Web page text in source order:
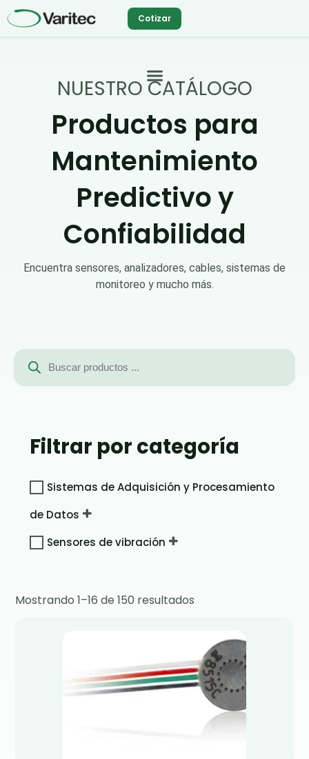
al
Cotizar
NUESTRO CATÁLOGO
Productos para
Mantenimiento
Predictivo y
Confiabilidad
Encuentra sensores, analizadores, cables, sistemas de
monitoreo y mucho más.
Búsqueda
productos
Filtrar por categoría
Sistemas de Adquisición y Procesamiento
de Datos
Sensores de vibración
Mostrando 1–16 de 150 resultados